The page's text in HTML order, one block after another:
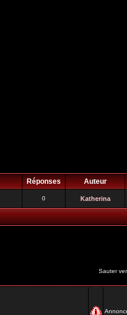
Réponses Auteur
0 Katherina
Sauter